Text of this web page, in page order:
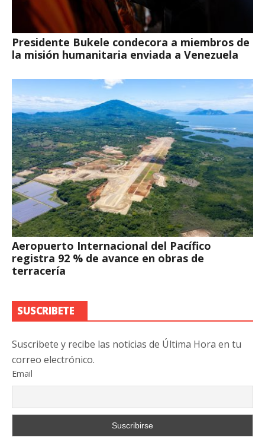
Presidente Bukele condecora a miembros de
la misión humanitaria enviada a Venezuela
Aeropuerto Internacional del Pacífico
registra 92 % de avance en obras de
terracería
SUSCRIBETE
Suscribete y recibe las noticias de Última Hora en tu
correo electrónico.
Email